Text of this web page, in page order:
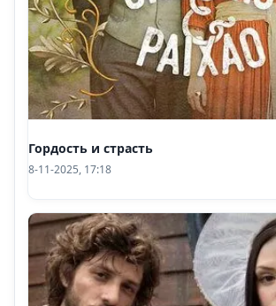
Гордость и страсть
8-11-2025, 17:18